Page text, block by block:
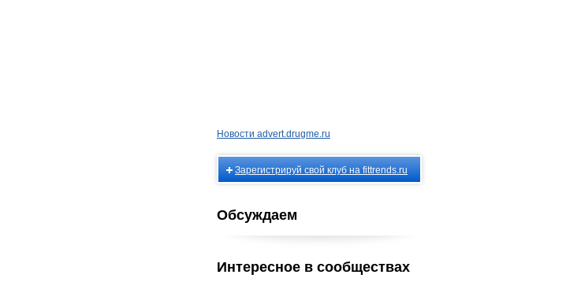
Новости advert.drugme.ru
Зарегистрируй свой клуб на fittrends.ru
Обсуждаем
Интересное в сообществах